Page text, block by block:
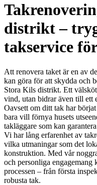
distrikt –
takservice
Att renovera taket är en av
kan göra för att skydda och
Stora Kils distrikt. Ett
vind, utan bidrar även till ett
Oavsett om ditt tak har
bara vill förnya husets
takläggare som kan
Vi har lång erfarenhet av
vilka utmaningar som det
konstruktion. Med vår
och personliga engagemang
processen – från första
robusta tak.